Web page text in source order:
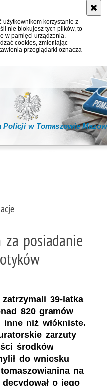
użytkownikom korzystanie z
nie blokujesz tych plików, to
w pamięci urządzenia.
cookies, zmieniając
przeglądarki oznacza
Policji w Tomaszowie
za posiadanie
39-latka
820 gramów
niż włókniste.
zarzuty
środków
do wniosku
na
o jego